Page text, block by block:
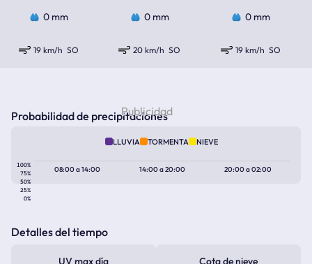
0 mm 0 mm 0 mm
19 km/h SO 20 km/h SO 19 km/h SO
Probabilidad de precipitaciones
LLUVIA TORMENTA NIEVE
100%
75%
50%
25%
0%
08:00a14:00 14:00a20:00 20:00a02:00
Detalles del tiempo
UV max día Cota de nieve